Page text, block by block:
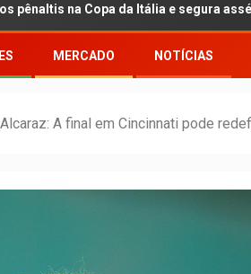
Copa da Itália e segura assédio por
MERCADO NOTÍCIAS
A final em Cincinnati pode